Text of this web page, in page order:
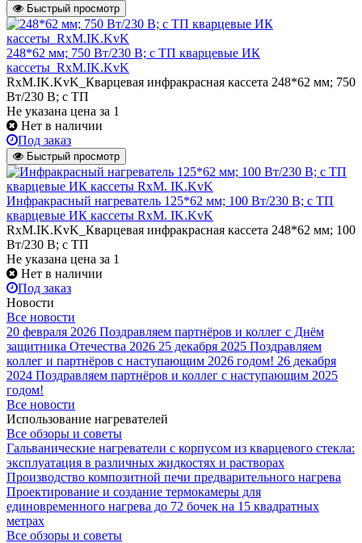
Быстрый просмотр
248*62 мм; 750 Вт/230 В; с ТП кварцевые ИК
кассеты_RxM.IK.KvK
RxM.IK.KvK_Кварцевая инфракрасная кассета 248*62 мм; 750
Вт/230 В; с ТП
Не указана цена за 1
Нет в наличии
Под заказ
Быстрый просмотр
Инфракрасный нагреватель 125*62 мм; 100 Вт/230 В; с ТП
кварцевые ИК кассеты RxM. IK.KvK
RxM.IK.KvK_Кварцевая инфракрасная кассета 248*62 мм; 100
Вт/230 В; с ТП
Не указана цена за 1
Нет в наличии
Под заказ
Новости
Все новости
20 февраля 2026 Поздравляем партнёров и коллег с Днём
защитника Отечества 2026 25 декабря 2025 Поздравляем
коллег и партнёров с наступающим 2026 годом! 26 декабря
2024 Поздравляем партнёров и коллег с наступающим 2025
годом!
Все новости
Использование нагревателей
Все обзоры и советы
Гальванические нагреватели с корпусом из кварцевого стекла:
эксплуатация в различных жидкостях и растворах
Производство композитной печи предварительного нагрева
Проектирование и создание термокамеры для
единовременного нагрева до 72 бочек на 15 квадратных
метрах
Все обзоры и советы